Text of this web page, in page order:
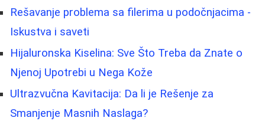
Rešavanje problema sa filerima u podočnjacima -
Iskustva i saveti
Hijaluronska Kiselina: Sve Što Treba da Znate o
Njenoj Upotrebi u Nega Kože
Ultrazvučna Kavitacija: Da li je Rešenje za
Smanjenje Masnih Naslaga?